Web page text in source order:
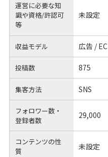
運営に必要な知
識や資格/許認可
等
未設定
収益モデル 広告 / EC
投稿数 875
集客方法 SNS
フォロワー数・
登録者数
29,000
コンテンツの性
質
未設定